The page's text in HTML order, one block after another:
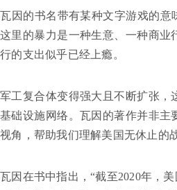
瓦因的书名带有某种文字游戏的意
这里的暴力是一种生意、一种商业
行的支出似乎已经上瘾。
军工复合体变得强大且不断扩张，
基础设施网络。瓦因的著作并非主
视角，帮助我们理解美国无休止的
瓦因在书中指出，“截至2020年，